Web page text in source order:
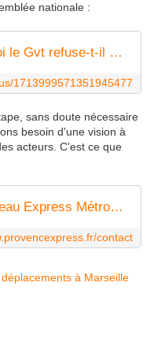
nationale :
Eva SAS on Twitter: "Pourquoi le Gvt refuse-t-il de financer l'amélioration des transports en commun ?1️⃣ Les conditions de transport sont déjà très dégradées dans beaucoup de métropoles.2️⃣ Dans les #ZFE, il faut proposer une alternative accessible à tous.tes, et la financer!#PLF2024 pic.twitter.com/bl3c5AqI0S / Twitter"
1713999571351945477
sans doute nécessaire
besoin d'une vision à
acteurs. C'est ce que
Provencexpress pour un Réseau Express Métropolitain
contact